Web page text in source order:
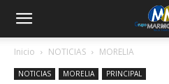
Inicio NOTICIAS MORELIA
NOTICIAS MORELIA PRINCIPAL